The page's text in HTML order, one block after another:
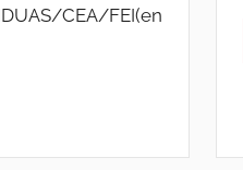
CEA/FEI(en